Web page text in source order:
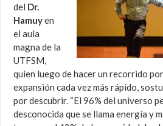
del Dr.
Hamuyen
el aula
magna de la
UTFSM,
quien luego de hacer un recorrido
expansión cada vez más rápido,
por descubrir. “El 96% del universo
desconocida que se llama energía y